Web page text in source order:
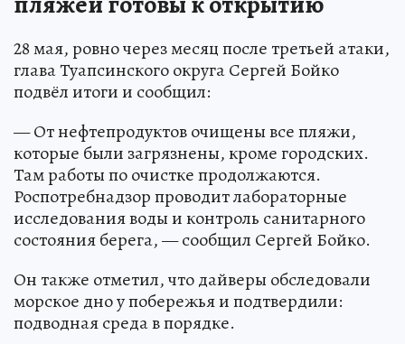
28 мая, ровно через месяц после третьей атаки,
глава Туапсинского округа Сергей Бойко
подвёл итоги и сообщил:
— От нефтепродуктов очищены все пляжи,
которые были загрязнены, кроме городских.
Там работы по очистке продолжаются.
Роспотребнадзор проводит лабораторные
исследования воды и контроль санитарного
состояния берега, — сообщил Сергей Бойко.
Он также отметил, что дайверы обследовали
морское дно у побережья и подтвердили:
подводная среда в порядке.